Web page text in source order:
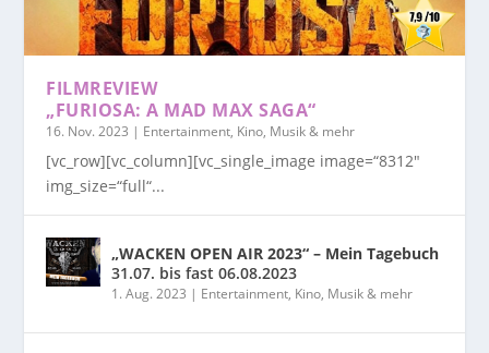
FILMREVIEW
„FURIOSA: A MAD MAX SAGA“
16. Nov. 2023 | Entertainment, Kino, Musik & mehr
[vc_row][vc_column][vc_single_image image=“8312″
img_size=“full“...
„WACKEN OPEN AIR 2023“ – Mein Tagebuch
31.07. bis fast 06.08.2023
1. Aug. 2023 | Entertainment, Kino, Musik & mehr